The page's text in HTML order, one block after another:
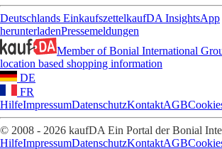
Deutschlands EinkaufszettelkaufDA InsightsApp
herunterladenPressemeldungen
Member of Bonial International
location based shopping information
DE
FR
HilfeImpressumDatenschutzKontaktAGB
© 2008 - 2026 kaufDA Ein Portal der Bonial
HilfeImpressumDatenschutzKontaktAGB